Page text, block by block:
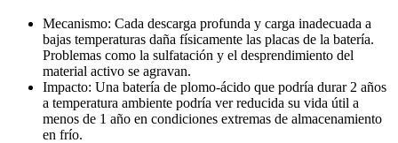
Mecanismo: Cada descarga profunda y carga inadecuada a
bajas temperaturas daña físicamente las placas de la batería.
Problemas como la sulfatación y el desprendimiento del
material activo se agravan.
Impacto: Una batería de plomo-ácido que podría durar 2 años
a temperatura ambiente podría ver reducida su vida útil a
menos de 1 año en condiciones extremas de almacenamiento
en frío.